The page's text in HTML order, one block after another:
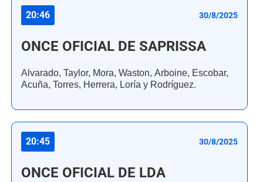
20:46 30/8/2025
ONCE OFICIAL DE SAPRISSA
Alvarado, Taylor, Mora, Waston, Arboine, Escobar,
Acuña, Torres, Herrera, Loría y Rodríguez.
20:45 30/8/2025
ONCE OFICIAL DE LDA